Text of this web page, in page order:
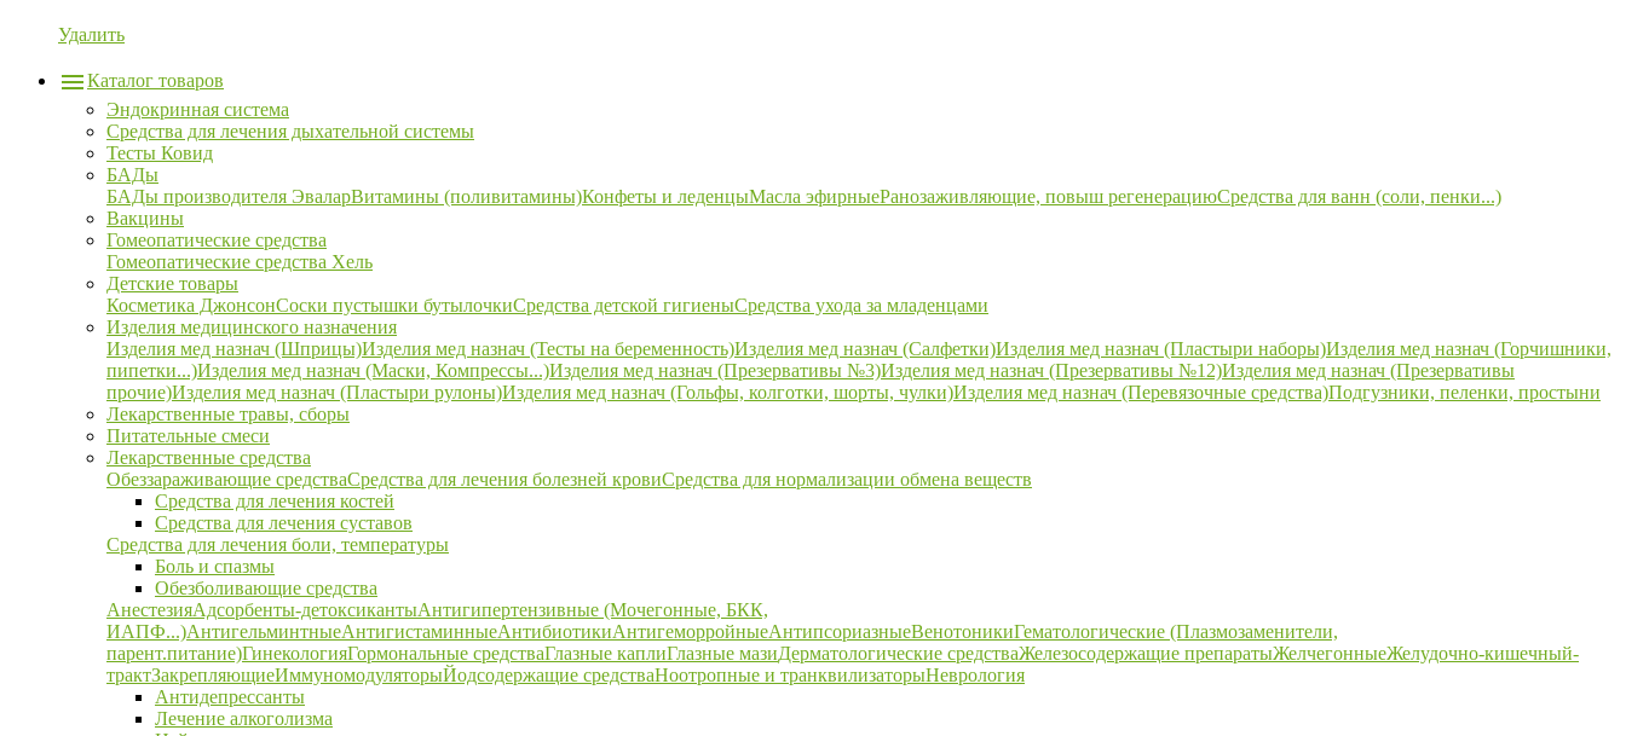
Удалить
Каталог товаров
Эндокринная система
Средства для лечения дыхательной системы
Тесты Ковид
БАДы
БАДы производителя ЭваларВитамины (поливитамины)Конфеты и леденцыМасла эфирныеРанозаживляющие, повыш регенерациюСредства для ванн (соли, пенки...)
Вакцины
Гомеопатические средства
Гомеопатические средства Хель
Детские товары
Косметика ДжонсонСоски пустышки бутылочкиСредства детской гигиеныСредства ухода за младенцами
Изделия медицинского назначения
Изделия мед назнач (Шприцы)Изделия мед назнач (Тесты на беременность)Изделия мед назнач (Салфетки)Изделия мед назнач (Пластыри наборы)Изделия мед назнач (Горчишники,
пипетки...)Изделия мед назнач (Маски, Компрессы...)Изделия мед назнач (Презервативы №3)Изделия мед назнач (Презервативы №12)Изделия мед назнач (Презервативы
прочие)Изделия мед назнач (Пластыри рулоны)Изделия мед назнач (Гольфы, колготки, шорты, чулки)Изделия мед назнач (Перевязочные средства)Подгузники, пеленки, простыни
Лекарственные травы, сборы
Питательные смеси
Лекарственные средства
Обеззараживающие средстваСредства для лечения болезней кровиСредства для нормализации обмена веществ
Средства для лечения костей
Средства для лечения суставов
Средства для лечения боли, температуры
Боль и спазмы
Обезболивающие средства
АнестезияАдсорбенты-детоксикантыАнтигипертензивные (Мочегонные, БКК,
ИАПФ...)АнтигельминтныеАнтигистаминныеАнтибиотикиАнтигеморройныеАнтипсориазныеВенотоникиГематологические (Плазмозаменители,
парент.питание)ГинекологияГормональные средстваГлазные каплиГлазные мазиДерматологические средстваЖелезосодержащие препаратыЖелчегонныеЖелудочно-кишечный-
трактЗакрепляющиеИммуномодуляторыЙодсодержащие средстваНоотропные и транквилизаторыНеврология
Антидепрессанты
Лечение алкоголизма